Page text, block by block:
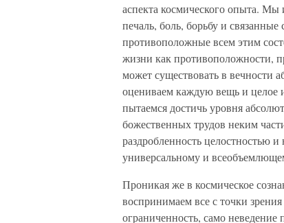
аспекта космического опыта. Мы
печаль, боль, борьбу и
противоположные всем этим
жизни как противоположности,
может существовать в вечности
оцениваем каждую вещь и целое
пытаемся достичь уровня
божественных трудов неким
раздробленность целостностью
универсальному и
Проникая же в космическое
воспринимаем все с точки
ограниченность, само